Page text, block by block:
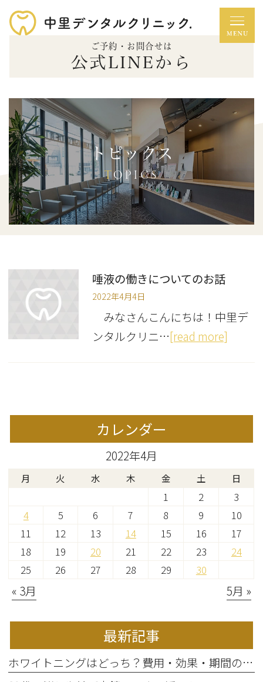
ご予約・お問合せは
公式LINEから
トピックス
TOPICS
唾液の働きについてのお話
2022年4月4日
みなさんこんにちは！中里デ
ンタルクリニ…[read more]
カレンダー
2022年4月
月 火 水 木 金 土 日
1 2
3
4
5 6 7 8 9
10
11
12 13 14 15 16
17
18
19 20 21 22 23
24
25
26 27 28 29 30
« 3月 5月 »
最新記事
ホワイトニングはどっち？費用・効果・期間の違いから選び方を解説